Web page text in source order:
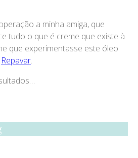
a minha amiga, que
tudo o que é creme que existe à
que experimentasse este óleo
Repavar.